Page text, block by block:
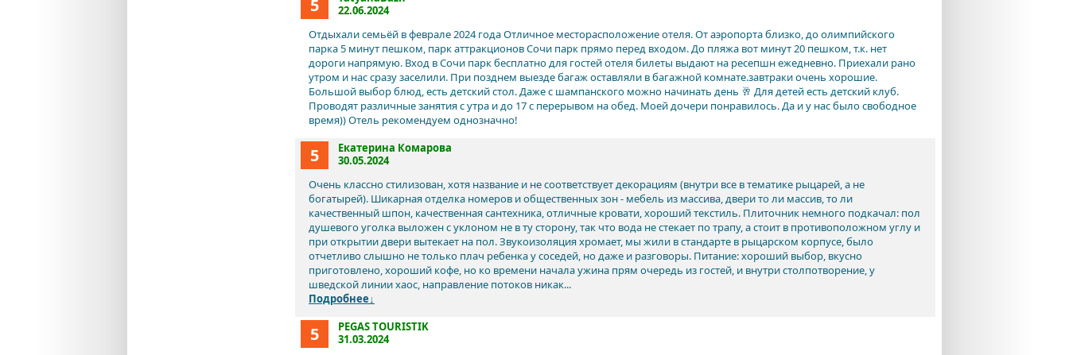
5
22.06.2024
Отдыхали семьёй в феврале 2024 года Отличное месторасположение отеля. От аэропорта близко, до олимпийского
парка 5 минут пешком, парк аттракционов Сочи парк прямо перед входом. До пляжа вот минут 20 пешком, т.к. нет
дороги напрямую. Вход в Сочи парк бесплатно для гостей отеля билеты выдают на ресепшн ежедневно. Приехали рано
утром и нас сразу заселили. При позднем выезде багаж оставляли в багажной комнате.завтраки очень хорошие.
Большой выбор блюд, есть детский стол. Даже с шампанского можно начинать день 🥂 Для детей есть детский клуб.
Проводят различные занятия с утра и до 17 с перерывом на обед. Моей дочери понравилось. Да и у нас было свободное
время)) Отель рекомендуем однозначно!
5
Екатерина Комарова
30.05.2024
Очень классно стилизован, хотя название и не соответствует декорациям (внутри все в тематике рыцарей, а не
богатырей). Шикарная отделка номеров и общественных зон - мебель из массива, двери то ли массив, то ли
качественный шпон, качественная сантехника, отличные кровати, хороший текстиль. Плиточник немного подкачал: пол
душевого уголка выложен с уклоном не в ту сторону, так что вода не стекает по трапу, а стоит в противоположном углу и
при открытии двери вытекает на пол. Звукоизоляция хромает, мы жили в стандарте в рыцарском корпусе, было
отчетливо слышно не только плач ребенка у соседей, но даже и разговоры. Питание: хороший выбор, вкусно
приготовлено, хороший кофе, но ко времени начала ужина прям очередь из гостей, и внутри столпотворение, у
шведской линии хаос, направление потоков никак...
Подробнее↓
5
PEGAS TOURISTIK
31.03.2024